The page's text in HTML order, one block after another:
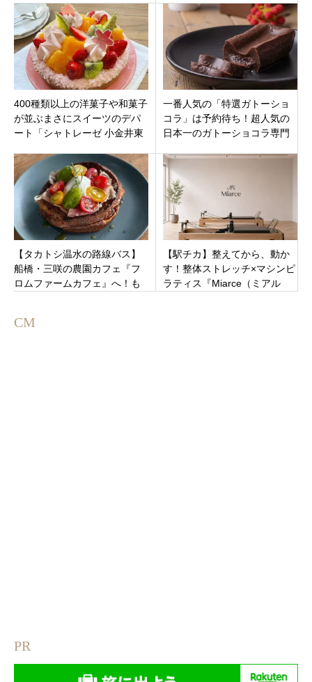
り＆行列ラーメン
400種類以上の洋菓子や和菓子
が並ぶまさにスイーツのデパ
ート「シャトレーゼ 小金井東
オープン
一番人気の「特選ガトーショ
コラ」は予約待ち！超人気の
日本一のガトーショコラ専門
店」港区南青山
【タカトシ温水の路線バス】
船橋・三咲の農園カフェ『フ
ロムファームカフェ』へ！も
【駅チカ】整えてから、動か
す！整体ストレッチ×マシンピ
ラティス『Miarce（ミアル
CM
PR